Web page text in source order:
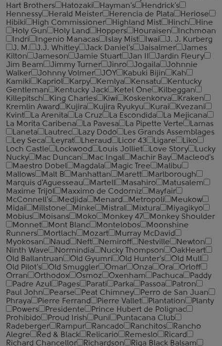
Hart Brothers
Hatozaki Hayman's
Hendrick's
Hennessy
Herald Meister Herencia de Plata
Heriose
Hibiki
High Commissioner Highland Mist Hinch
Hine
Holy Gun
Holy Land Hoppers Houraisen
Inchmoan
Indri
Ingenio Manacas Islay Mist Iwai
J. J. Kurberg
J. M.
J.J. Whitley Jack Daniel's Jaisalmer
James
Kilton
Jameson Jamie Stuart Jan II
Jardin Fleury
Jim Beam
Jimmy Turner Jinro Jogaila
Johnnie
Walker
Johnny Volmer JOY Kabuki Bijin
Kah
Kamiki
Kapriol Karpy Kemlya Kensatu
Kentucky
Gentleman
Kentucky Jack Ketel One
Kilbeggan
Killepitsch
King Charles Kiwi Koskenkorva
Kraken
Kremlin Award
Kujira Kujira Ryukyu Kurai
Kvezani
Kvint
La Arenita La Cruz La Escondida
La Mejicana
La Morita Caribena
La Pavesa La Pipette Verte
Lamas
Laneta
Lautrec Lazy Dodo
Les Grands Assemblages
Ley Seca
Leyrat Lheraud Licor 43 Ligare
Liko
Loch Castle
Lockwood Louis Jolliet Love Story
Lucky
Nucky
Mac Duncan Mac Ingal Machir Bay
Macleod's
Maestro Dobel
Magdala Magic Tree
Malibu
Mallows
Malt B Manhattan Marett
Marlborough
Marquis d'Aguesseau
Martell Masahiro
Matusalem
Maxime Trijol
Maxximo de Codorniz
Mayfair
McConnell's
Medjida Menard Metropoli
Meukow
Midai
Millstone Minke Mistral Mixtura
Miyagikyo
Mobius
Moisans Moko Monkey 47
Monkey Shoulder
Monnet
Mont Blanc Montelobos
Moonshine
Runners
Mortlach Mozart
Murray McDavid
Myokosan
Naud Neft Nemiroff Nestville
Newton
Ninth Wave
Normindia Nucky Thompson
OakHeart
Old Ballantruan
Old Gyumri Old Hunter's
Old Mull
Old Pilot's
Old Smuggler Omar Onza Ora
Orloff
Orran
Orthodox Osmoz Oxenham Pachuca
Paddy
Padre Azul
Pages Parati Parka Passoa
Patron
Paul John
Pearse Peat Chimney
Perro de San Juan
Phraya
Pierre Ferrand Pierre Vallet Plantation
Planty
Powers
Presidente
Prince Hubert de Polignac
Prohibido
Proud Irish Puni
Puntacana Club
Radeberger
Rampur Rancado Ranchitos
Rancho
Alegre
Red & Black Relicario Remeslo
Ricard
Richard Chancellor
Richardson
Riga Black Balsam